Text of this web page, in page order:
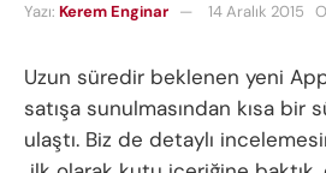
Yazı: Kerem Enginar 14 Aralık 2015
Uzun süredir beklenen yeni
satışa sunulmasından kısa bir
ulaştı. Biz de detaylı